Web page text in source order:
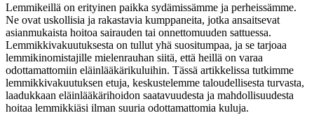
Lemmikeillä on erityinen paikka sydämissämme ja perheissämme.
Ne ovat uskollisia ja rakastavia kumppaneita, jotka ansaitsevat
asianmukaista hoitoa sairauden tai onnettomuuden sattuessa.
Lemmikkivakuutuksesta on tullut yhä suositumpaa, ja se tarjoaa
lemmikinomistajille mielenrauhan siitä, että heillä on varaa
odottamattomiin eläinlääkärikuluihin. Tässä artikkelissa tutkimme
lemmikkivakuutuksen etuja, keskustelemme taloudellisesta turvasta,
laadukkaan eläinlääkärihoidon saatavuudesta ja mahdollisuudesta
hoitaa lemmikkiäsi ilman suuria odottamattomia kuluja.